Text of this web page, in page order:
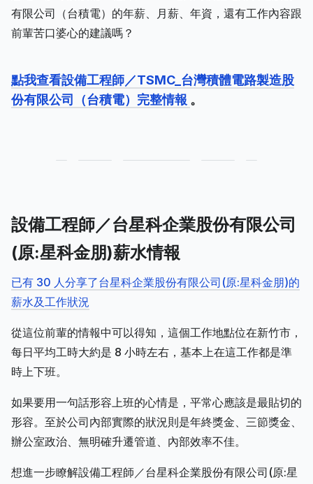
有限公司（台積電）的年薪、月薪、年資，還有工作內容跟
前輩苦口婆心的建議嗎？
點我查看設備工程師／TSMC_台灣積體電路製造股
份有限公司（台積電）完整情報 。
設備工程師／台星科企業股份有限公司
(原:星科金朋)薪水情報
已有 30 人分享了台星科企業股份有限公司(原:星科金朋)的
薪水及工作狀況
從這位前輩的情報中可以得知，這個工作地點位在新竹市，
每日平均工時大約是 8 小時左右，基本上在這工作都是準
時上下班。
如果要用一句話形容上班的心情是，平常心應該是最貼切的
形容。至於公司內部實際的狀況則是年終獎金、三節獎金、
辦公室政治、無明確升遷管道、內部效率不佳。
想進一步瞭解設備工程師／台星科企業股份有限公司(原:星